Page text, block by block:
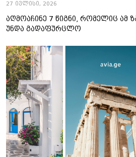
27 ივლისი, 2026
აღმოაჩინე 7 წიგნი, რომელიც ამ
უნდა გადაფურცლო